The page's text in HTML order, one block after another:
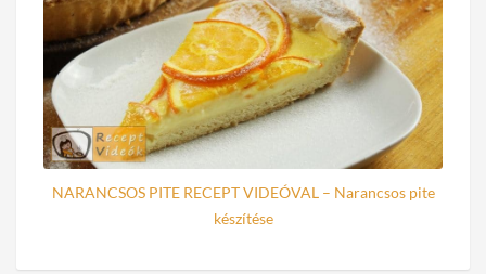
NARANCSOS PITE RECEPT VIDEÓVAL – Narancsos pite
készítése